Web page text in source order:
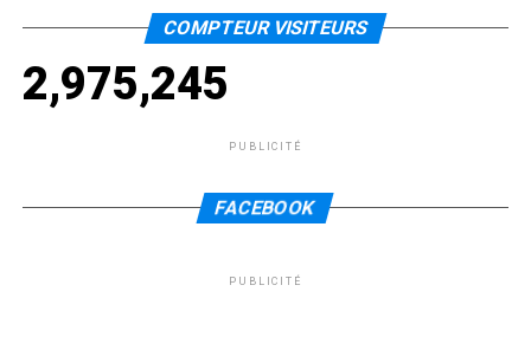
COMPTEUR VISITEURS
2,975,245
PUBLICITÉ
FACEBOOK
PUBLICITÉ